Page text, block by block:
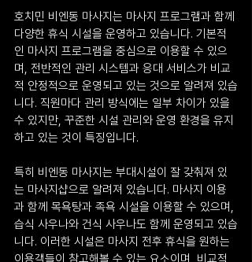
호치민 비엔동 마사지는 마사지 프로그램과 함께
다양한 휴식 시설을 운영하고 있습니다. 기본적
인 마사지 프로그램을 중심으로 이용할 수 있으
며, 전반적인 관리 시스템과 응대 서비스가 비교
적 안정적으로 운영되고 있는 것으로 알려져 있습
니다. 직원마다 관리 방식에는 일부 차이가 있을
수 있지만, 꾸준한 시설 관리와 운영 환경을 유지
하고 있는 것이 특징입니다.
특히 비엔동 마사지는 부대시설이 잘 갖춰져 있
는 마사지샵으로 알려져 있습니다. 마사지 이용
과 함께 목욕탕과 족욕 시설을 이용할 수 있으며,
습식 사우나와 건식 사우나도 함께 운영되고 있습
니다. 이러한 시설은 마사지 전후 휴식을 원하는
이용객들이 참고해볼 수 있는 요소이며, 비교적